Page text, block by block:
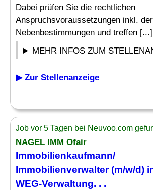
Dabei prüfen Sie die rechtlichen
Anspruchsvoraussetzungen inkl.
Nebenbestimmungen und treffen [...]
MEHR INFOS ZUM
▶ Zur Stellenanzeige
Job vor 5 Tagen bei Neuvoo.com
NAGEL IMM Ofair
Immobilienkaufmann/
Immobilienverwalter (m/w/d)
WEG-Verwaltung. . .